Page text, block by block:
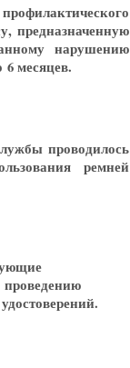
предназначенную
нарушению
6 месяцев.
проводилось
ремней
проведению